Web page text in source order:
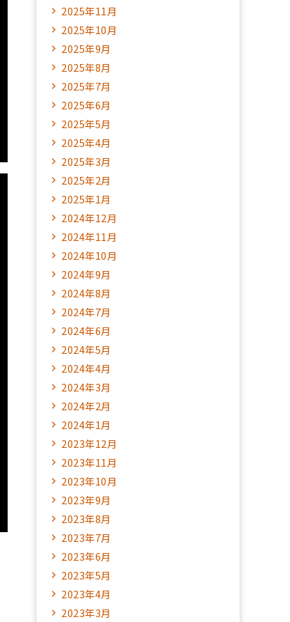
2025年11月
2025年10月
2025年9月
2025年8月
2025年7月
2025年6月
2025年5月
2025年4月
2025年3月
2025年2月
2025年1月
2024年12月
2024年11月
2024年10月
2024年9月
2024年8月
2024年7月
2024年6月
2024年5月
2024年4月
2024年3月
2024年2月
2024年1月
2023年12月
2023年11月
2023年10月
2023年9月
2023年8月
2023年7月
2023年6月
2023年5月
2023年4月
2023年3月